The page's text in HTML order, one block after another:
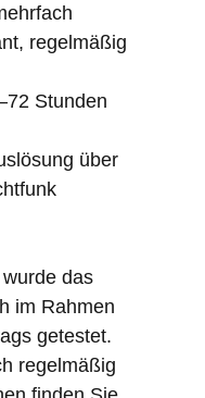
regelmäßig
Stunden
über
das
im Rahmen
getestet.
regelmäßig